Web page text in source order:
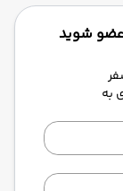
عضو شوید
به